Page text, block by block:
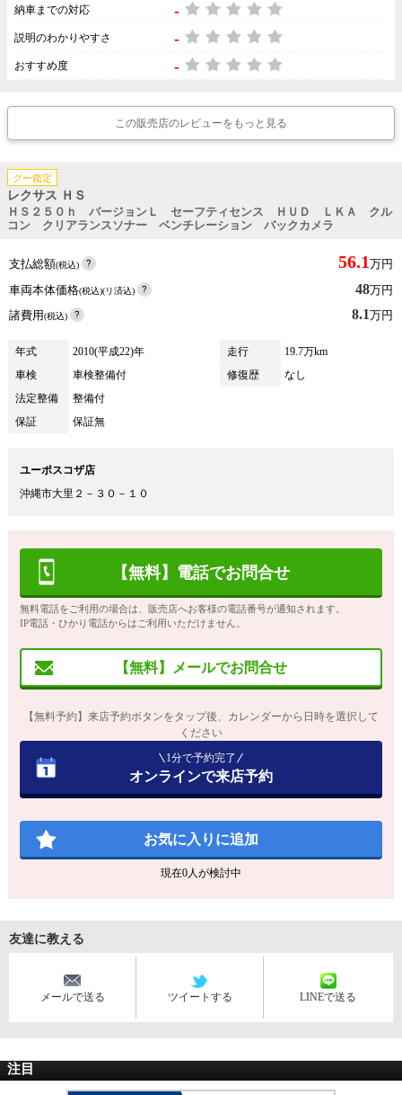
納車までの対応 -
説明のわかりやすさ -
おすすめ度 -
この販売店のレビューをもっと見る
グー鑑定
レクサス ＨＳ
ＨＳ２５０ｈ バージョンＬ セーフティセンス ＨＵＤ ＬＫＡ クル
コン クリアランスソナー ベンチレーション バックカメラ
支払総額(税込) 56.1 万円
車両本体価格(税込)(リ済込) 48万円
諸費用(税込) 8.1万円
年式 2010(平成22)年 走行
19.7万km
車検
車検整備付 修復歴
なし
法定整備
整備付
保証
保証無
ユーポスコザ店
沖縄市大里２－３０－１０
【無料】電話でお問合せ
無料電話をご利用の場合は、販売店へお客様の電話番号が通知されます。
IP電話・ひかり電話からはご利用いただけません。
【無料】メールでお問合せ
【無料予約】来店予約ボタンをタップ後、カレンダーから日時を選択して
ください
1分で予約完了
オンラインで来店予約
お気に入りに追加
現在0人が検討中
友達に教える
メールで送る ツイートする LINEで送る
注目